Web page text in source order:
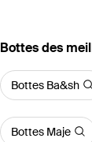
‪Bottes‬ des
Bottes Ba&sh
Bottes Maje